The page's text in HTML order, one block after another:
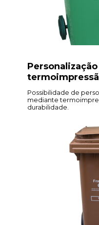
Possibilidade de
mediante
durabilidade.